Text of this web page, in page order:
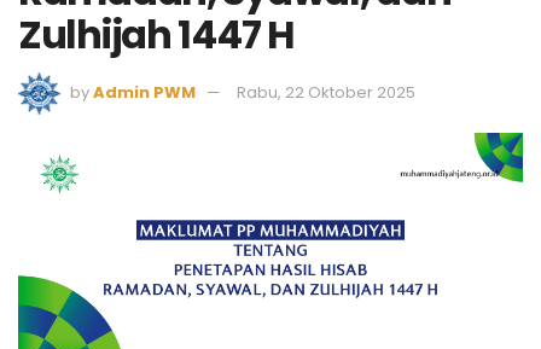
Zulhijah 1447 H
byAdmin PWM Rabu, 22 Oktober 2025